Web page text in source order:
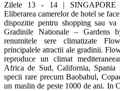
Zilele 13 - 14 | SINGAPORE
Eliberarea camerelor de hotel se
dispozitie pentru shopping sau
Gradinile Nationale – Gardens
renumitele sere climatizate
principalele atractii ale gradinii.
reproduce un climat
Africa de Sud, California,
specii rare precum Baobabul,
un maslin de peste 1000 de ani. In